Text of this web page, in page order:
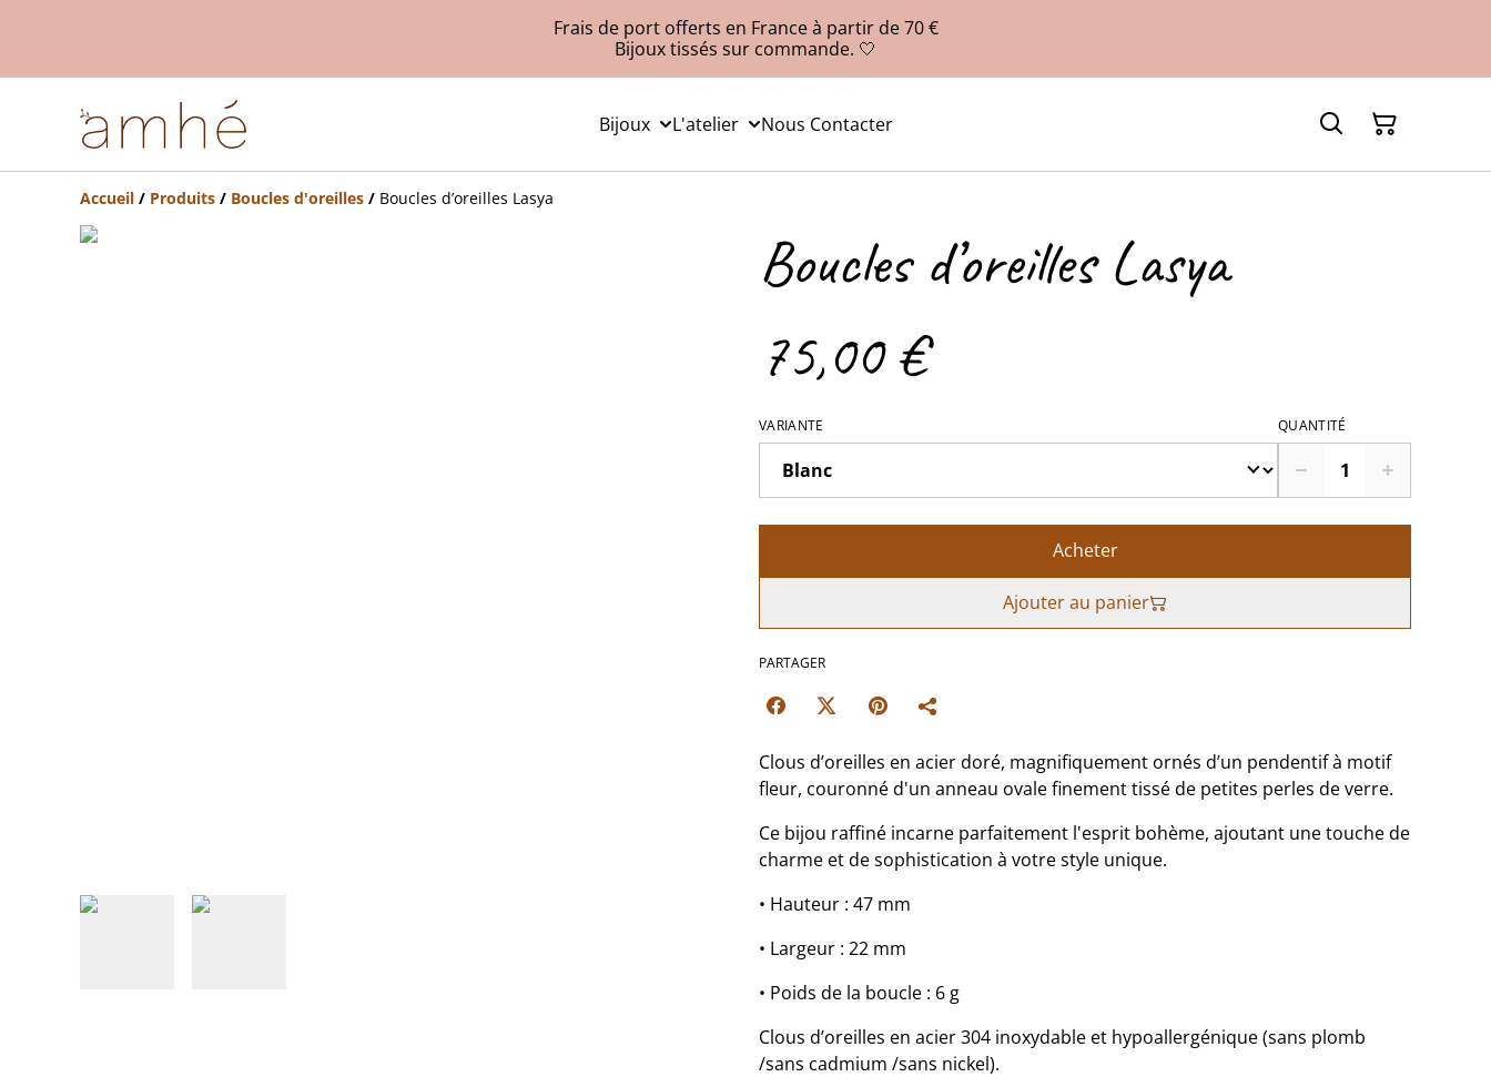
Frais de port offerts en France à partir de 70 €
Bijoux tissés sur commande. 🤍
Bijoux L'atelier Nous Contacter
Accueil / Produits / Boucles d'oreilles / Boucles d’oreilles Lasya
Boucles d’oreilles Lasya
75,00 €
VARIANTE QUANTITÉ
Acheter
Ajouter au panier
PARTAGER
Clous d’oreilles en acier doré, magnifiquement ornés d’un pendentif à motif
fleur, couronné d'un anneau ovale finement tissé de petites perles de verre.
Ce bijou raffiné incarne parfaitement l'esprit bohème, ajoutant une touche de
charme et de sophistication à votre style unique.
• Hauteur : 47 mm
• Largeur : 22 mm
• Poids de la boucle : 6 g
Clous d’oreilles en acier 304 inoxydable et hypoallergénique (sans plomb
/sans cadmium /sans nickel).